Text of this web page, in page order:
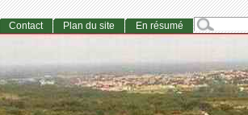
Contact Plan du site En résumé